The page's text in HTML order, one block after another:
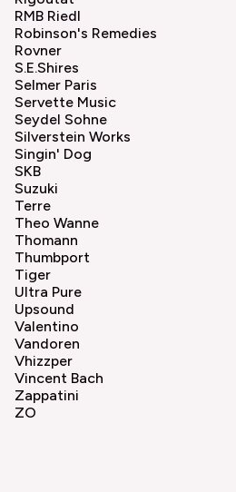
RMB Riedl
Robinson's Remedies
Rovner
S.E.Shires
Selmer Paris
Servette Music
Seydel Sohne
Silverstein Works
Singin' Dog
SKB
Suzuki
Terre
Theo Wanne
Thomann
Thumbport
Tiger
Ultra Pure
Upsound
Valentino
Vandoren
Vhizzper
Vincent Bach
Zappatini
ZO